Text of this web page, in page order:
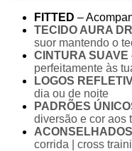
FITTED –
TECIDO AURA
suor mantendo o
CINTURA SUAVE
perfeitamente às
LOGOS
dia ou de noite
PADRÕES
diversão e cor aos
corrida | cross